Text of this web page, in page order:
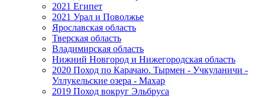
2021 Египет
2021 Урал и Поволжье
Ярославская область
Тверская область
Владимирская область
Нижний Новгород и Нижегородская область
2020 Поход по Карачаю. Тырмен - Учкуланичи -
Уллукельские озера - Махар
2019 Поход вокруг Эльбруса